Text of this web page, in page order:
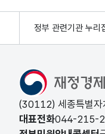
정부 관련기관 누리
(30112) 세종특별자
대표전화044-215-